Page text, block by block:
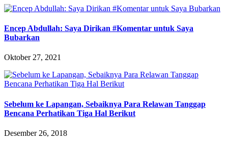
Encep Abdullah: Saya Dirikan #Komentar untuk Saya
Bubarkan
Oktober 27, 2021
Sebelum ke Lapangan, Sebaiknya Para Relawan Tanggap
Bencana Perhatikan Tiga Hal Berikut
Desember 26, 2018